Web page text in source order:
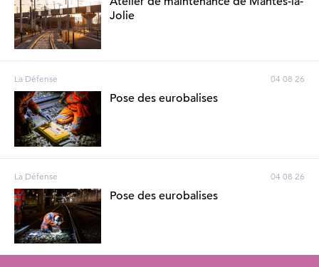
Jolie
La Défense 04 08 26
Pose des eurobalises
La Défense 04 08 26
Pose des eurobalises